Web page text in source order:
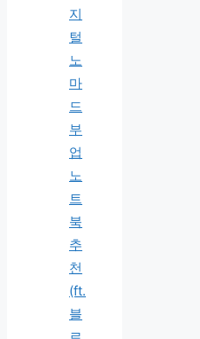
지
털
노
마
드
부
업
노
트
북
추
천
(ft.
블